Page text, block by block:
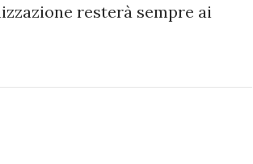
resterà sempre ai